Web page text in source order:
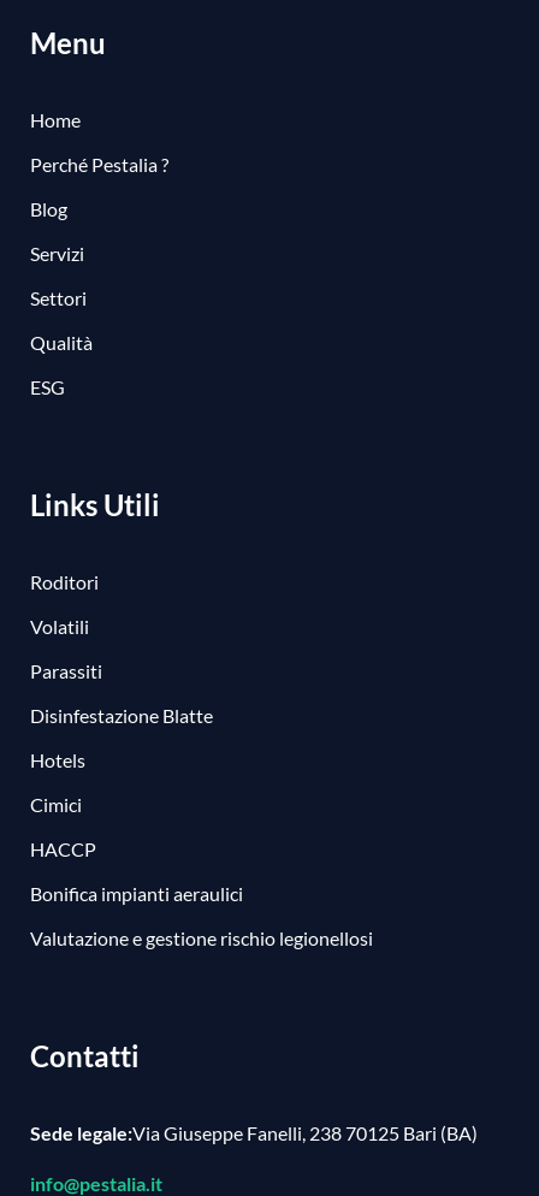
Menu
Home
Perché Pestalia ?
Blog
Servizi
Settori
Qualità
ESG
Links Utili
Roditori
Volatili
Parassiti
Disinfestazione Blatte
Hotels
Cimici
HACCP
Bonifica impianti aeraulici
Valutazione e gestione rischio legionellosi
Contatti
Sede legale:Via Giuseppe Fanelli, 238 70125 Bari (BA)
info@pestalia.it